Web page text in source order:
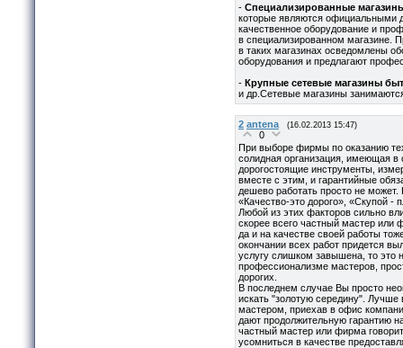
- Специализированные
которые являются официальными
качественное оборудование и
в специализированном магазине.
в таких магазинах осведомлены
оборудования и предлагают
- Крупные сетевые магазины
и др.Сетевые магазины
2 antena (16.02.2013 15:47)
0
При выборе фирмы по оказанию
солидная организация, имеющая
дорогостоящие инструменты,
вместе с этим, и гарантийные
дешево работать просто не
«Качество-это дорого», «Скупой -
Любой из этих факторов сильно
скорее всего частный мастер
да и на качестве своей работы
окончании всех работ придется
услугу слишком завышена, то это
профессионализме мастеров,
дорогих.
В последнем случае Вы просто
искать "золотую середину". Лучше
мастером, приехав в офис
дают продолжительную гарантию
частный мастер или фирма
усомниться в качестве